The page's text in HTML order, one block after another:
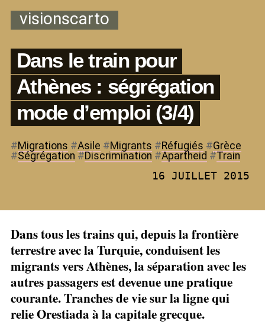
visionscarto
Dans le train pour
Athènes : ségrégation
mode d’emploi (3/4)
#Migrations #Asile #Migrants #Réfugiés #Grèce
#Ségrégation #Discrimination #Apartheid #Train
16 JUILLET 2015
Dans tous les trains qui, depuis la frontière
terrestre avec la Turquie, conduisent les
migrants vers Athènes, la séparation avec les
autres passagers est devenue une pratique
courante. Tranches de vie sur la ligne qui
relie Orestiada à la capitale grecque.